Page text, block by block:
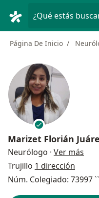
¿Qué estás
Página De Inicio
Marizet Florián
Neurólogo · Ver más
Trujillo 1 dirección
Núm. Colegiado: 73997